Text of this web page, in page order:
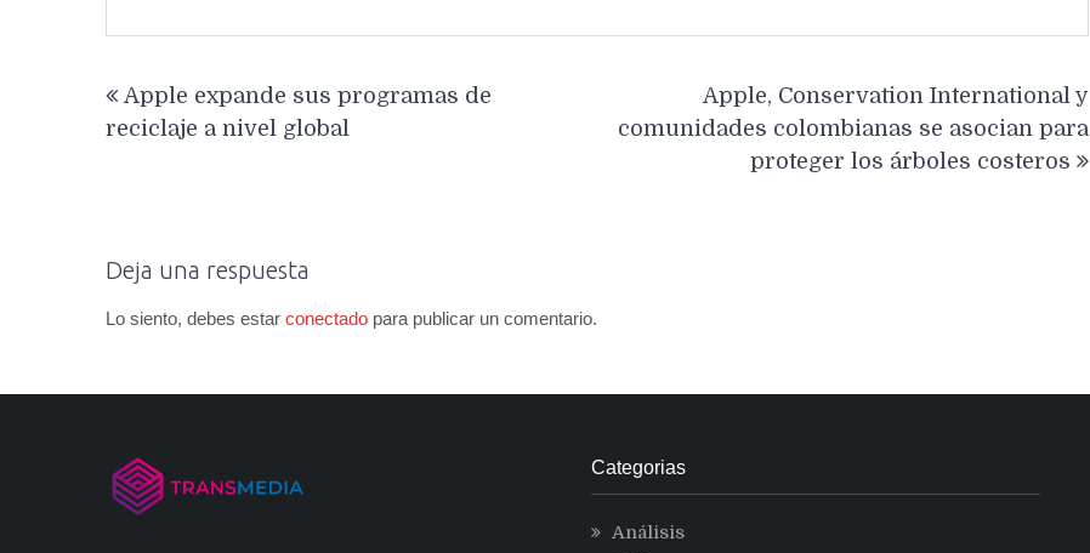
de
Apple expande sus programas de
reciclaje a nivel global
Apple, Conservation International y
comunidades colombianas se asocian para
proteger los árboles costeros
Deja una respuesta
Lo siento, debes estar conectado para publicar un comentario.
Categorias
Análisis